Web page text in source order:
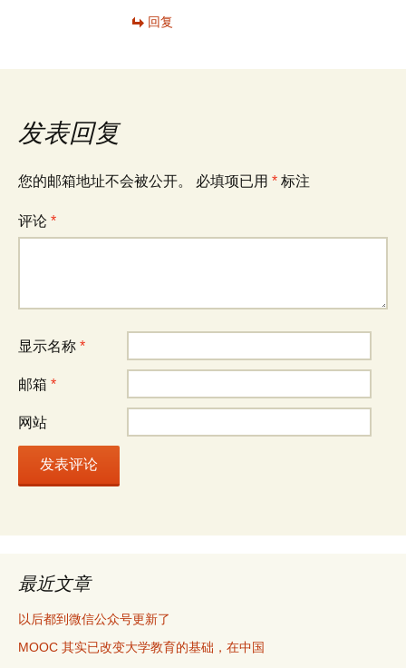
回复
发表回复
您的邮箱地址不会被公开。 必填项已用 * 标注
评论 *
显示名称 *
邮箱 *
网站
最近文章
以后都到微信公众号更新了
MOOC 其实已改变大学教育的基础，在中国